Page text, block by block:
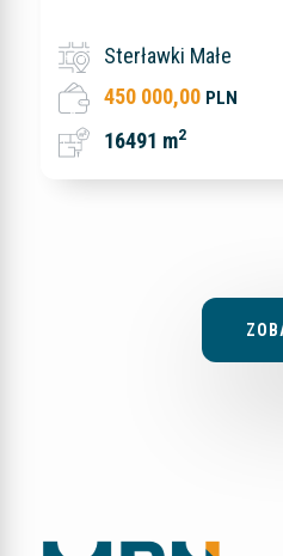
Sterławki Małe
450 000,00 PLN
16491 m2